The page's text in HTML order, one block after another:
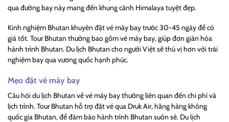
qua đường bay này mang đến khung cảnh Himalaya tuyệt đẹp.
Kinh nghiệm Bhutan khuyên đặt vé máy bay trước 30-45 ngày để có
giá tốt. Tour Bhutan thường bao gồm vé máy bay, giúp đơn giản hóa
hành trình Bhutan. Du lịch Bhutan cho người Việt sẽ thú vị hơn với trải
nghiệm bay qua vương quốc hạnh phúc.
Mẹo đặt vé máy bay
Câu hỏi du lịch Bhutan về vé máy bay thường liên quan đến chi phí và
lịch trình. Tour Bhutan hỗ trợ đặt vé qua Druk Air, hãng hàng không
quốc gia Bhutan, để đảm bảo hành trình Bhutan suôn sẻ. Du lịch